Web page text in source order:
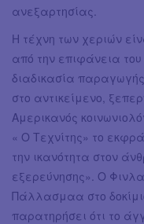
ανεξαρτησίας.
Η τέχνη των χεριών
από την επιφάνεια
διαδικασία
στο αντικείμενο,
Αμερικανός
« Ο Τεχνίτης» το
την ικανότητα στον
εξερεύνησης». Ο
Πάλλασμαα στο
παρατηρήσει ότι το